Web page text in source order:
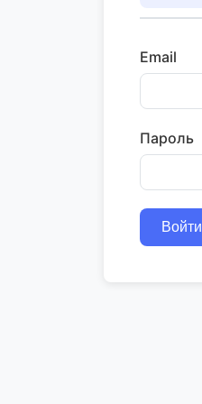
Email
Пароль
Войти